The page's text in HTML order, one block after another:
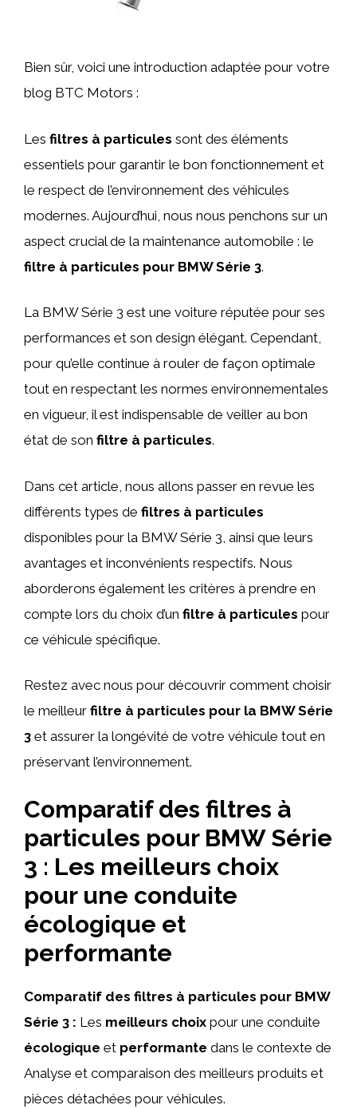
Bien sûr, voici une introduction adaptée pour votre
blog BTC Motors :
Les filtres à particules sont des éléments
essentiels pour garantir le bon fonctionnement et
le respect de l’environnement des véhicules
modernes. Aujourd’hui, nous nous penchons sur un
aspect crucial de la maintenance automobile : le
filtre à particules pour BMW Série 3.
La BMW Série 3 est une voiture réputée pour ses
performances et son design élégant. Cependant,
pour qu’elle continue à rouler de façon optimale
tout en respectant les normes environnementales
en vigueur, il est indispensable de veiller au bon
état de son filtre à particules.
Dans cet article, nous allons passer en revue les
différents types de filtres à particules
disponibles pour la BMW Série 3, ainsi que leurs
avantages et inconvénients respectifs. Nous
aborderons également les critères à prendre en
compte lors du choix d’un filtre à particules pour
ce véhicule spécifique.
Restez avec nous pour découvrir comment choisir
le meilleur filtre à particules pour la BMW Série
3 et assurer la longévité de votre véhicule tout en
préservant l’environnement.
Comparatif des filtres à
particules pour BMW Série
3 : Les meilleurs choix
pour une conduite
écologique et
performante
Comparatif des filtres à particules pour BMW
Série 3 : Les meilleurs choix pour une conduite
écologique et performante dans le contexte de
Analyse et comparaison des meilleurs produits et
pièces détachées pour véhicules.